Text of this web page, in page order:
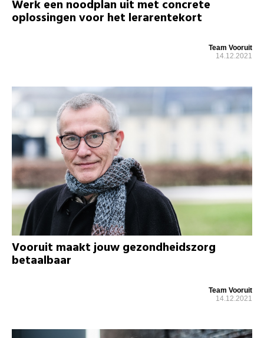
Werk een noodplan uit met concrete
oplossingen voor het lerarentekort
Team Vooruit
14.12.2021
Vooruit maakt jouw gezondheidszorg
betaalbaar
Team Vooruit
14.12.2021